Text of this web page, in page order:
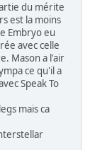
du mérite
est la moins
Embryo eu
avec celle
Mason a l'air
ce qu'il a
Speak To
mais ca